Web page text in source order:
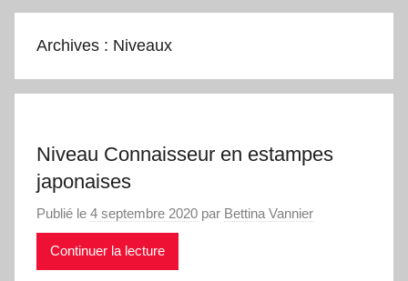
Archives : Niveaux
Niveau Connaisseur en estampes
japonaises
Publié le 4 septembre 2020 par Bettina Vannier
Continuer la lecture